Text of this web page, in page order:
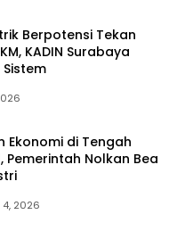
Berpotensi Tekan
KADIN Surabaya
Ekonomi di Tengah
Pemerintah Nolkan Bea
4, 2026